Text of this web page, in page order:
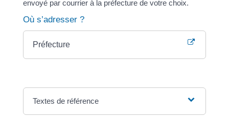
envoyé par courrier à la préfecture de votre choix.
Où s’adresser ?
Préfecture
Textes de référence